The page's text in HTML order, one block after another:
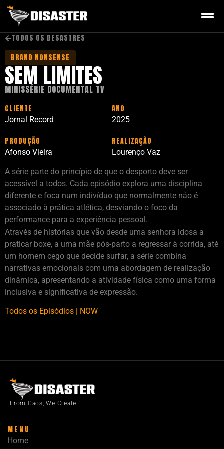
TODOS OS DESASTRES
BRAND NONSENSE
SEM LIMITES
MINISSÉRIE DOCUMENTAL TV
CLIENTE
Jornal Record
ANO
2025
PRODUÇÃO
Afonso Vieira
REALIZAÇÃO
Lourenço Vaz
A série parte do princípio de que o desporto deve ser
acessível a todos. Cada episódio explora uma disciplina
diferente e foca num indivíduo que normalmente não é
associado à prática atlética, desviando o foco da
performance para a experiência pessoal.
Através de histórias que vão desde uma senhora idosa a
praticar boxe, a uma mãe pós-parto a regressar à corrida, até
um homem cego que decide surfar, a série combina
narrativas emocionais com uma abordagem de realização
dinâmica, apresentando a atividade física como uma forma
inclusiva e significativa de expressão.
Todos os Episódios | NOW
From Caos, We Create.
MENU
Home